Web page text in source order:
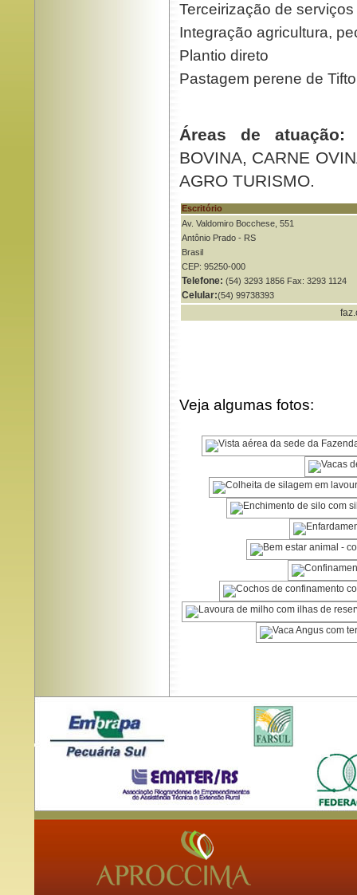
Terceirização de serviços
Integração agricultura,
Plantio direto
Pastagem perene de
Áreas de atuação:
BOVINA, CARNE
AGRO TURISMO.
Escritório
Av. Valdomiro Bocchese, 551
Antônio Prado - RS
Brasil
CEP: 95250-000
Telefone: (54) 3293 1856 Fax: 3293 1124
Celular:(54) 99738393
Veja algumas fotos: